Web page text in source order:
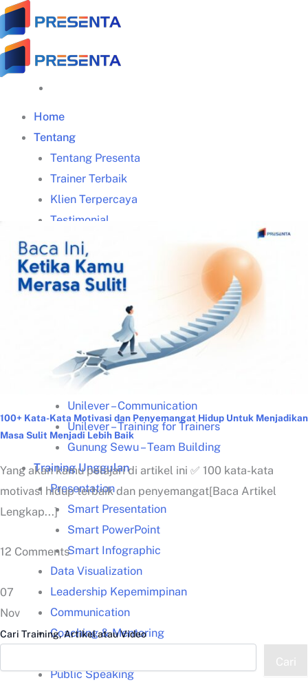
Skip
to
content
Home
Tentang
Tentang Presenta
Trainer Terbaik
Klien Terpercaya
Testimonial
Galeri Training
Materi Gratis
Download Panduan Lengkap Zoom (PDF)
Video Tips Manajerial
Lazada – Presentasi Memukau
Samsung – Business Reporting
Samsung – Creative Thinking
Unilever – Communication
Unilever – Training for Trainers
Gunung Sewu – Team Building
Training Unggulan
Presentation
Smart Presentation
Smart PowerPoint
Smart Infographic
Data Visualization
Leadership Kepemimpinan
Communication
Coaching & Mentoring
Public Speaking
100+ Kata-Kata Motivasi dan Penyemangat Hidup Untuk Menjadikan
Masa Sulit Menjadi Lebih Baik
Yang akan kamu pelajari di artikel ini ✅ 100 kata-kata
motivasi hidup terbaik dan penyemangat[Baca Artikel
Lengkap...]
12 Comments
07
Nov
Cari Training, Artikel atau Video
Cari